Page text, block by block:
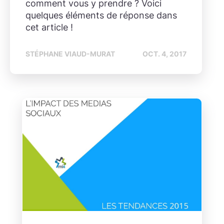
comment vous y prendre ? Voici
quelques éléments de réponse dans
cet article !
STÉPHANE VIAUD-MURAT OCT. 4, 2017